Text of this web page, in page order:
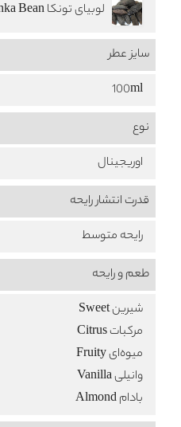
لوبیای تونکا Tonka Bean
سایز عطر
100ml
نوع
اوریجینال
قدرت انتشار رایحه
رایحه متوسط
طعم‌ و رایحه
شیرین Sweet
مرکبات Citrus
میوه‌ای Fruity
وانیلی Vanilla
بادام Almond